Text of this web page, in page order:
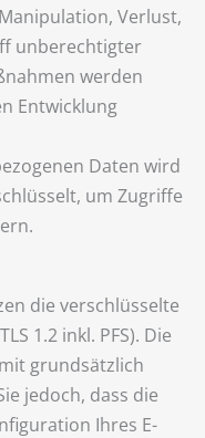
Verlust,
unberechtigter
werden
Entwicklung
Daten wird
um Zugriffe
die verschlüsselte
1.2 inkl. PFS). Die
grundsätzlich
jedoch, dass die
Ihres E-